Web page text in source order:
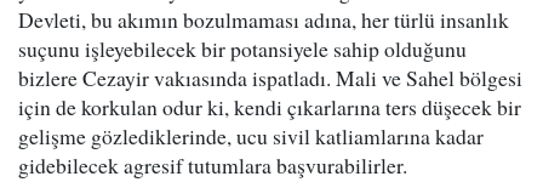
Devleti, bu akımın bozulmaması adına, her türlü insanlık
suçunu işleyebilecek bir potansiyele sahip olduğunu
bizlere Cezayir vakıasında ispatladı. Mali ve Sahel bölgesi
için de korkulan odur ki, kendi çıkarlarına ters düşecek bir
gelişme gözlediklerinde, ucu sivil katliamlarına kadar
gidebilecek agresif tutumlara başvurabilirler.